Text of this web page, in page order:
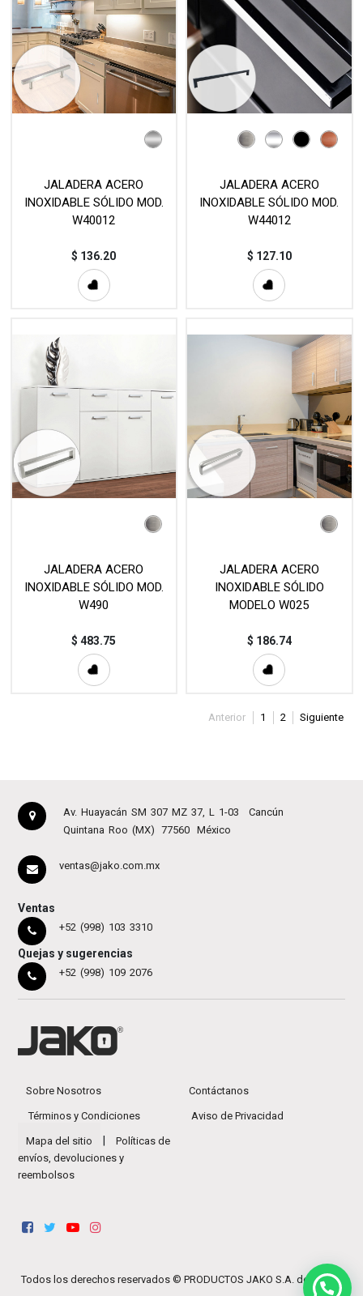
JALADERA ACERO
INOXIDABLE SÓLIDO MOD.
W40012
$ 136.20
JALADERA ACERO
INOXIDABLE SÓLIDO MOD.
W44012
$ 127.10
JALADERA ACERO
INOXIDABLE SÓLIDO MOD.
W490
$483.75
JALADERA ACERO
INOXIDABLE SÓLIDO
MODELO W025
$ 186.74
Anterior 1 2 Siguiente
Av. Huayacán SM 307 MZ 37, L 1-03
Cancún
Quintana Roo (MX)
77560 México
ventas@jako.com.mx
Ventas
+52 (998) 103 3310
Quejas y sugerencias
+52 (998) 109 2076
Sobre Nosotros Contáctanos
Términos y Condiciones Aviso de Privacidad
Mapa del sitio
Políticas de
envíos, devoluciones y
reembolsos
Todos los derechos reservados © PRODUCTOS JAKO S.A. de C.V.